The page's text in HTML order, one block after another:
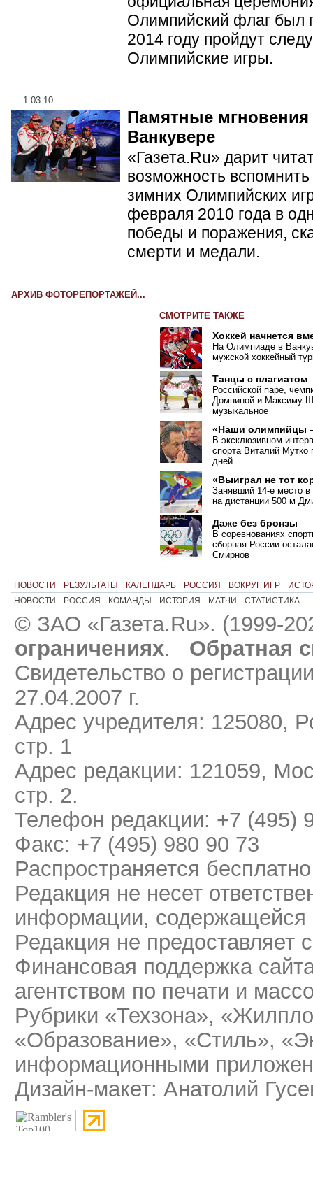
Олимпийский флаг был
2014 году пройдут
Олимпийские игры.
— 1.03.10 —
Памятные
Ванкувере
«Газета.Ru» дарит
возможность
зимних Олимпийских
февраля 2010 года в
победы и поражения,
смерти и медали.
АРХИВ ФОТОРЕПОРТАЖЕЙ...
СМОТРИТЕ ТАКЖЕ
Хоккей начнется
На Олимпиаде в
мужской хоккейный
Танцы с плагиатом
Российской паре,
Домниной и Максиму
музыкальное
«Наши олимпийцы
В эксклюзивном
спорта Виталий Мутко
дней
«Выиграл не тот
Занявший 14-е место в
на дистанции 500 м
Даже без бронзы
В соревнованиях
сборная России
Смирнов
НОВОСТИ РЕЗУЛЬТАТЫ КАЛЕНДАРЬ РОССИЯ ВОКРУГ ИГР
НОВОСТИ
РОССИЯ КОМАНДЫ ИСТОРИЯ МАТЧИ СТАТИСТИКА
© ЗАО «Газета.Ru». (1999-
ограничениях.
Обратная
Свидетельство о
27.04.2007 г.
Адрес учредителя: 125080,
стр. 1
Адрес редакции: 121059,
стр. 2.
Телефон редакции: +7 (495)
Факс: +7 (495) 980 90 73
Распространяется бесплатно
Редакция не несет
информации, содержащейся
Редакция не предоставляет
Финансовая поддержка
агентством по печати и
Рубрики «Техзона»,
«Образование», «Стиль»,
информационными
Дизайн-макет: Анатолий